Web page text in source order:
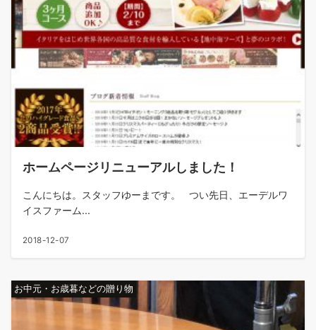
ホームページリニューアルしました！
こんにちは。スタッフゆーまです。 つい先日、エーデルワ
イスファーム...
2018-12-07
お中元・お歳暮などの贈り物